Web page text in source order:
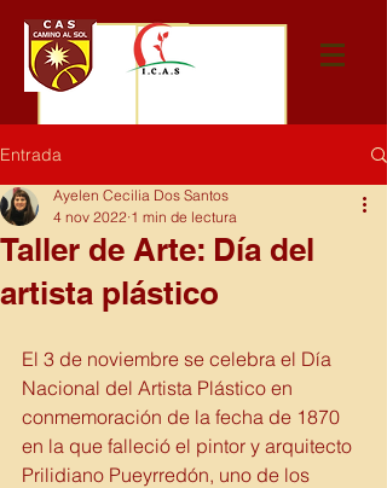
Entrada
Taller de Arte: Día del
artista plástico
Ayelen Cecilia Dos Santos
4 nov 2022 1 min de lectura
El 3 de noviembre se celebra el Día
Nacional del Artista Plástico en
conmemoración de la fecha de 1870
en la que falleció el pintor y arquitecto
Prilidiano Pueyrredón, uno de los